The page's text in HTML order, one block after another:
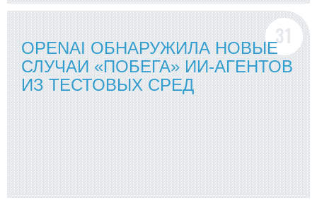
OPENAI ОБНАРУЖИЛА НОВЫЕ
СЛУЧАИ «ПОБЕГА» ИИ-АГЕНТОВ
ИЗ ТЕСТОВЫХ СРЕД